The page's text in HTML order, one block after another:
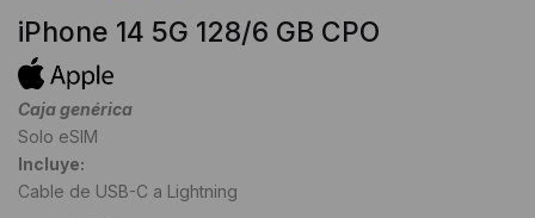
iPhone 14 5G 128/6 GB CPO
precio
original
era:
USD
precio
actual
Caja genérica
Solo eSIM
Incluye:
Cable de USB-C a Lightning